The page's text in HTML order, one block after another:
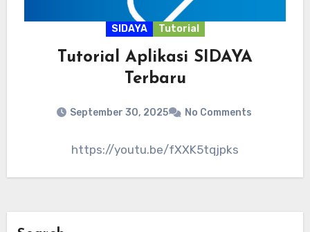
SIDAYA Tutorial
Tutorial Aplikasi SIDAYA
Terbaru
September 30, 2025 No Comments
https://youtu.be/fXXK5tqjpks